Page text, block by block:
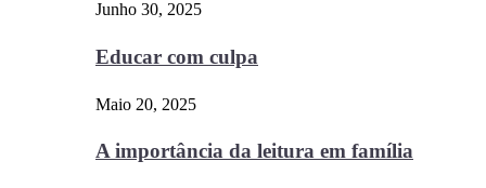
Junho 30, 2025
Educar com culpa
Maio 20, 2025
A importância da leitura em família